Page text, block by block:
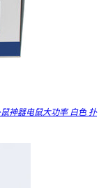
神器电鼠大功率 白色 扑